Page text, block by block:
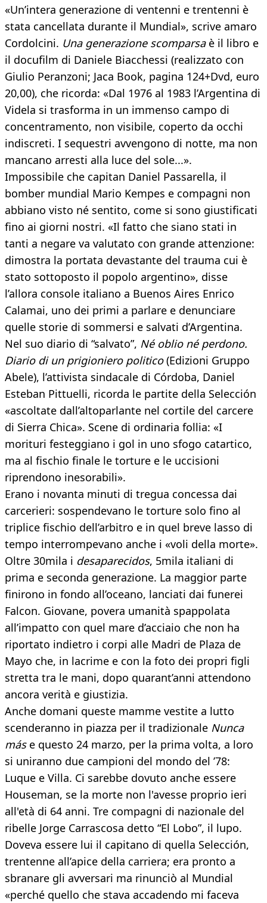
«Un’intera generazione di ventenni e trentenni è
stata cancellata durante il Mundial», scrive amaro
Cordolcini. Una generazione scomparsaè il libro e
il docufilm di Daniele Biacchessi (realizzato con
Giulio Peranzoni; Jaca Book, pagina 124+Dvd, euro
20,00), che ricorda: «Dal 1976 al 1983 l’Argentina di
Videla si trasforma in un immenso campo di
concentramento, non visibile, coperto da occhi
indiscreti. I sequestri avvengono di notte, ma non
mancano arresti alla luce del sole...».
Impossibile che capitan Daniel Passarella, il
bomber mundial Mario Kempes e compagni non
abbiano visto né sentito, come si sono giustificati
fino ai giorni nostri. «Il fatto che siano stati in
tanti a negare va valutato con grande attenzione:
dimostra la portata devastante del trauma cui è
stato sottoposto il popolo argentino», disse
l’allora console italiano a Buenos Aires Enrico
Calamai, uno dei primi a parlare e denunciare
quelle storie di sommersi e salvati d’Argentina.
Nel suo diario di “salvato”, Né oblio né perdono.
Diario di un prigioniero politico(Edizioni Gruppo
Abele), l’attivista sindacale di Córdoba, Daniel
Esteban Pittuelli, ricorda le partite della Selección
«ascoltate dall’altoparlante nel cortile del carcere
di Sierra Chica». Scene di ordinaria follia: «I
morituri festeggiano i gol in uno sfogo catartico,
ma al fischio finale le torture e le uccisioni
riprendono inesorabili».
Erano i novanta minuti di tregua concessa dai
carcerieri: sospendevano le torture solo fino al
triplice fischio dell’arbitro e in quel breve lasso di
tempo interrompevano anche i «voli della morte».
Oltre 30mila i desaparecidos, 5mila italiani di
prima e seconda generazione. La maggior parte
finirono in fondo all’oceano, lanciati dai funerei
Falcon. Giovane, povera umanità spappolata
all’impatto con quel mare d’acciaio che non ha
riportato indietro i corpi alle Madri de Plaza de
Mayo che, in lacrime e con la foto dei propri figli
stretta tra le mani, dopo quarant’anni attendono
ancora verità e giustizia.
Anche domani queste mamme vestite a lutto
scenderanno in piazza per il tradizionale Nunca
más e questo 24 marzo, per la prima volta, a loro
si uniranno due campioni del mondo del ’78:
Luque e Villa. Ci sarebbe dovuto anche essere
Houseman, se la morte non l'avesse proprio ieri
all'età di 64 anni. Tre compagni di nazionale del
ribelle Jorge Carrascosa detto “El Lobo”, il lupo.
Doveva essere lui il capitano di quella Selección,
trentenne all’apice della carriera; era pronto a
sbranare gli avversari ma rinunciò al Mundial
«perché quello che stava accadendo mi faceva